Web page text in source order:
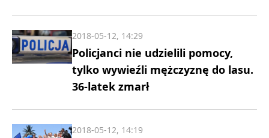
Policjanci nie udzielili pomocy,
tylko wywieźli mężczyznę do lasu.
36-latek zmarł
2018-05-12, 14:29
2018-05-12, 14:19